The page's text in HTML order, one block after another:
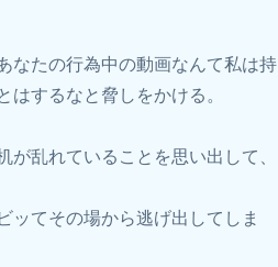
なたの行為中の動画なんて私は持
するなと脅しをかける。
乱れていることを思い出して、
ッてその場から逃げ出してしま